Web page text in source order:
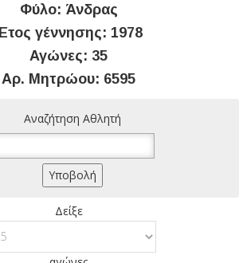
Φύλο: Άνδρας
γέννησης: 1978
Αγώνες: 35
Αρ. Μητρώου: 6595
Αναζήτηση Αθλητή
Δείξε